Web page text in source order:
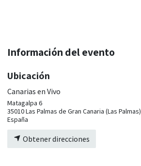
Información del evento
Ubicación
Canarias en Vivo
Matagalpa 6
35010 Las Palmas de Gran Canaria (Las Palmas)
España
Obtener direcciones